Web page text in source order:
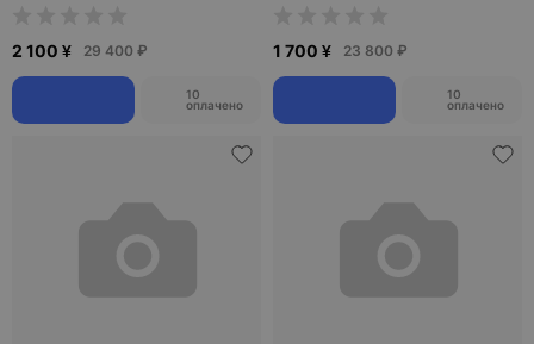
2 100 ¥ 29 400 ₽
10
оплачено
1 700 ¥ 23 800 ₽
10
оплачено